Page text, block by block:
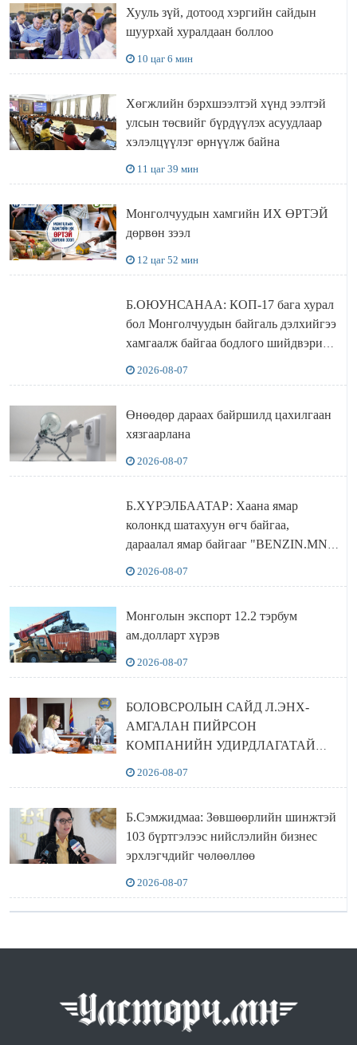
Хууль зүй, дотоод хэргийн сайдын
шуурхай хуралдаан боллоо
10 цаг 6 мин
Хөгжлийн бэрхшээлтэй хүнд ээлтэй
улсын төсвийг бүрдүүлэх асуудлаар
хэлэлцүүлэг өрнүүлж байна
11 цаг 39 мин
Монголчуудын хамгийн ИХ ӨРТЭЙ
дөрвөн зээл
12 цаг 52 мин
Б.ОЮУНСАНАА: КОП-17 бага хурал
бол Монголчуудын байгаль дэлхийгээ
хамгаалж байгаа бодлого шийдвэрийг
2026-08-07
Өнөөдөр дараах байршилд цахилгаан
хязгаарлана
2026-08-07
Б.ХҮРЭЛБААТАР: Хаана ямар
колонкд шатахуун өгч байгаа,
дараалал ямар байгааг "BENZIN.MN”
2026-08-07
Монголын экспорт 12.2 тэрбум
ам.долларт хүрэв
2026-08-07
БОЛОВСРОЛЫН САЙД Л.ЭНХ-
АМГАЛАН ПИЙРСОН
КОМПАНИЙН УДИРДЛАГАТАЙ
2026-08-07
Б.Сэмжидмаа: Зөвшөөрлийн шинжтэй
103 бүртгэлээс нийслэлийн бизнес
эрхлэгчдийг чөлөөллөө
2026-08-07